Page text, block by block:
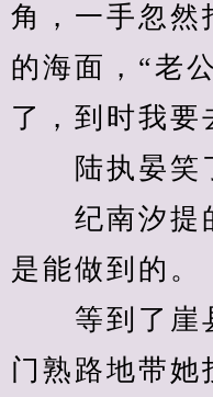
角，一手忽然
的海面，“老
了，到时我要
陆执晏笑
纪南汐提
是能做到的。
等到了崖
门熟路地带她